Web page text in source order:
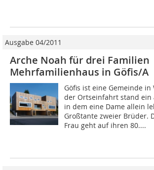
Ausgabe 04/2011
Arche Noah für drei Familien
Mehrfamilienhaus in Göfis/A
Göfis ist eine Gemeinde in
der Ortseinfahrt stand ein
in dem eine Dame allein
Großtante zweier Brüder.
Frau geht auf ihren 80....